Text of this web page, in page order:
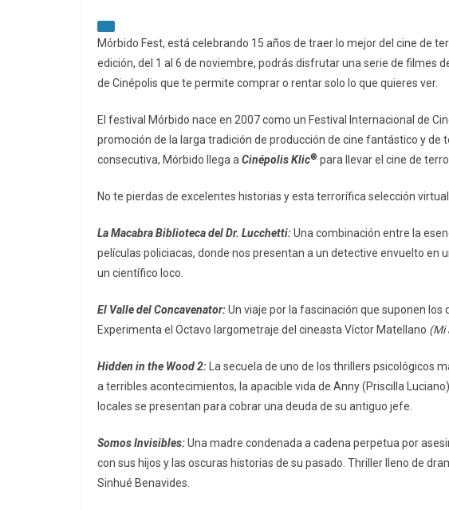
Mórbido Fest, está celebrando 15 años de traer lo mejor del cine de
edición, del 1 al 6 de noviembre, podrás disfrutar una serie de filmes
de Cinépolis que te permite comprar o rentar solo lo que quieres ver.
El festival Mórbido nace en 2007 como un Festival Internacional de
promoción de la larga tradición de producción de cine fantástico y de
consecutiva, Mórbido llega a Cinépolis Klic® para llevar el cine de
No te pierdas de excelentes historias y esta terrorífica selección
La Macabra Biblioteca del Dr. Lucchetti:Una combinación entre la
películas policiacas, donde nos presentan a un detective envuelto en
un científico loco.
El Valle del Concavenator:Un viaje por la fascinación que suponen los
Experimenta el Octavo largometraje del cineasta Víctor Matellano (Mi
Hidden in the Wood 2:
La secuela de uno de los thrillers psicológicos
a terribles acontecimientos, la apacible vida de Anny (Priscilla
locales se presentan para cobrar una deuda de su antiguo jefe.
Somos Invisibles:Una madre condenada a cadena perpetua por
con sus hijos y las oscuras historias de su pasado. Thriller lleno de
Sinhué Benavides.